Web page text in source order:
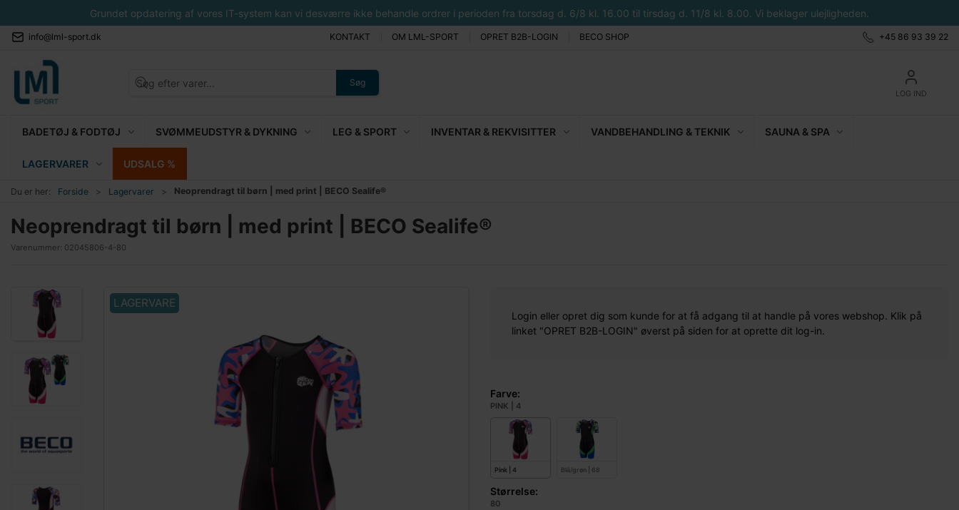
Grundet opdatering af vores IT-system kan vi desværre ikke behandle ordrer i perioden fra torsdag d. 6/8 kl. 16.00 til tirsdag d. 11/8 kl. 8.00. Vi beklager ulejligheden.
info@lml-sport.dk KONTAKT OM LML-SPORT OPRET B2B-LOGIN BECO SHOP +45 86 93 39 22
Søg
LOG IND
BADETØJ & FODTØJ SVØMMEUDSTYR & DYKNING LEG & SPORT INVENTAR & REKVISITTER VANDBEHANDLING & TEKNIK SAUNA & SPA
LAGERVARER UDSALG %
Du er her: Forside Lagervarer Neoprendragt til børn | med print | BECO Sealife®
Neoprendragt til børn | med print | BECO Sealife®
Varenummer: 02045806-4-80
LAGERVARE
Login eller opret dig som kunde for at få adgang til at handle på vores webshop. Klik på
linket "OPRET B2B-LOGIN" øverst på siden for at oprette dit log-in.
Farve:
PINK | 4
Pink | 4 Blå/grøn | 68
Størrelse:
80